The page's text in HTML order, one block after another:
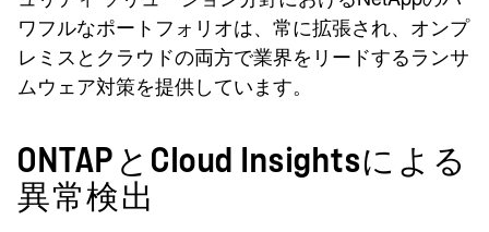
ワフルなポートフォリオは、常に拡張され、オンプ
レミスとクラウドの両方で業界をリードするランサ
ムウェア対策を提供しています。
ONTAPとCloud Insightsによる
異常検出